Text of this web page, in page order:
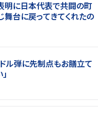
明に日本代表で共闘の町
舞台に戻ってきてくれたの
ドル弾に先制点もお膳立て